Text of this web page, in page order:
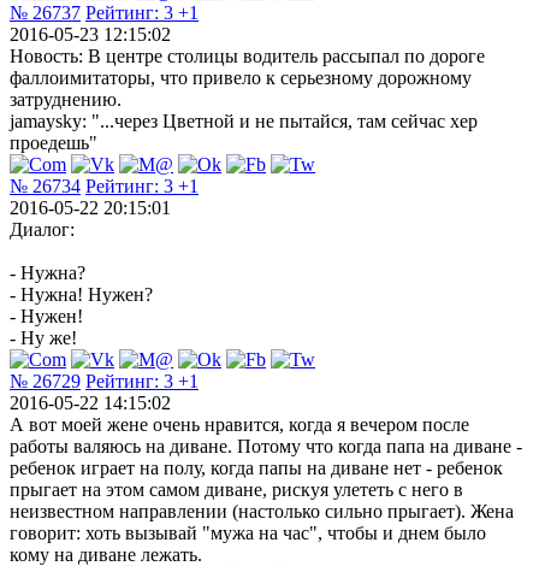
№ 26737 Рейтинг: 3 +1
2016-05-23 12:15:02
Новость: В центре столицы водитель рассыпал по дороге
фаллоимитаторы, что привело к серьезному дорожному
затруднению.
jamaysky: "...через Цветной и не пытайся, там сейчас хер
проедешь"
№ 26734 Рейтинг: 3 +1
2016-05-22 20:15:01
Диалог:
- Нужна?
- Нужна! Нужен?
- Нужен!
- Ну же!
№ 26729 Рейтинг: 3 +1
2016-05-22 14:15:02
А вот моей жене очень нравится, когда я вечером после
работы валяюсь на диване. Потому что когда папа на диване -
ребенок играет на полу, когда папы на диване нет - ребенок
прыгает на этом самом диване, рискуя улететь с него в
неизвестном направлении (настолько сильно прыгает). Жена
говорит: хоть вызывай "мужа на час", чтобы и днем было
кому на диване лежать.